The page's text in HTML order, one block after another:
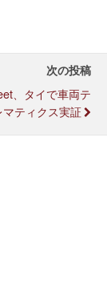
次の投稿
、タイで車両テ
マティクス実証